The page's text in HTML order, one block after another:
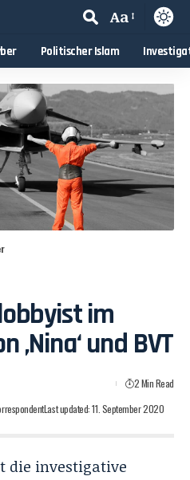
Aa
Politischer Islam
im
‚Nina‘ und BVT
Last updated: 11. September 2020
2 Min Read
die investigative